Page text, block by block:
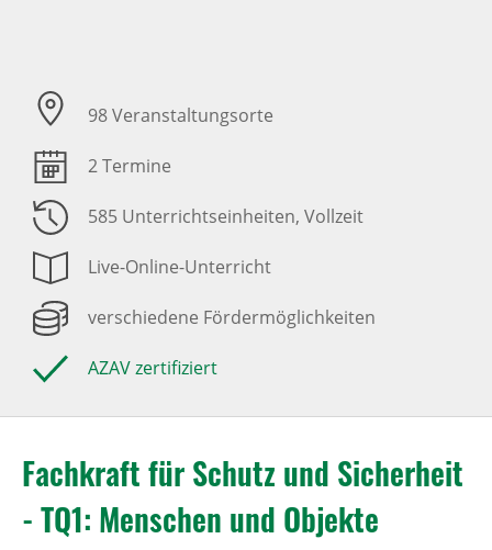
98 Veranstaltungsorte
2 Termine
585 Unterrichtseinheiten, Vollzeit
Live-Online-Unterricht
verschiedene Fördermöglichkeiten
AZAV zertifiziert
Fachkraft für Schutz und Sicherheit
- TQ1: Menschen und Objekte